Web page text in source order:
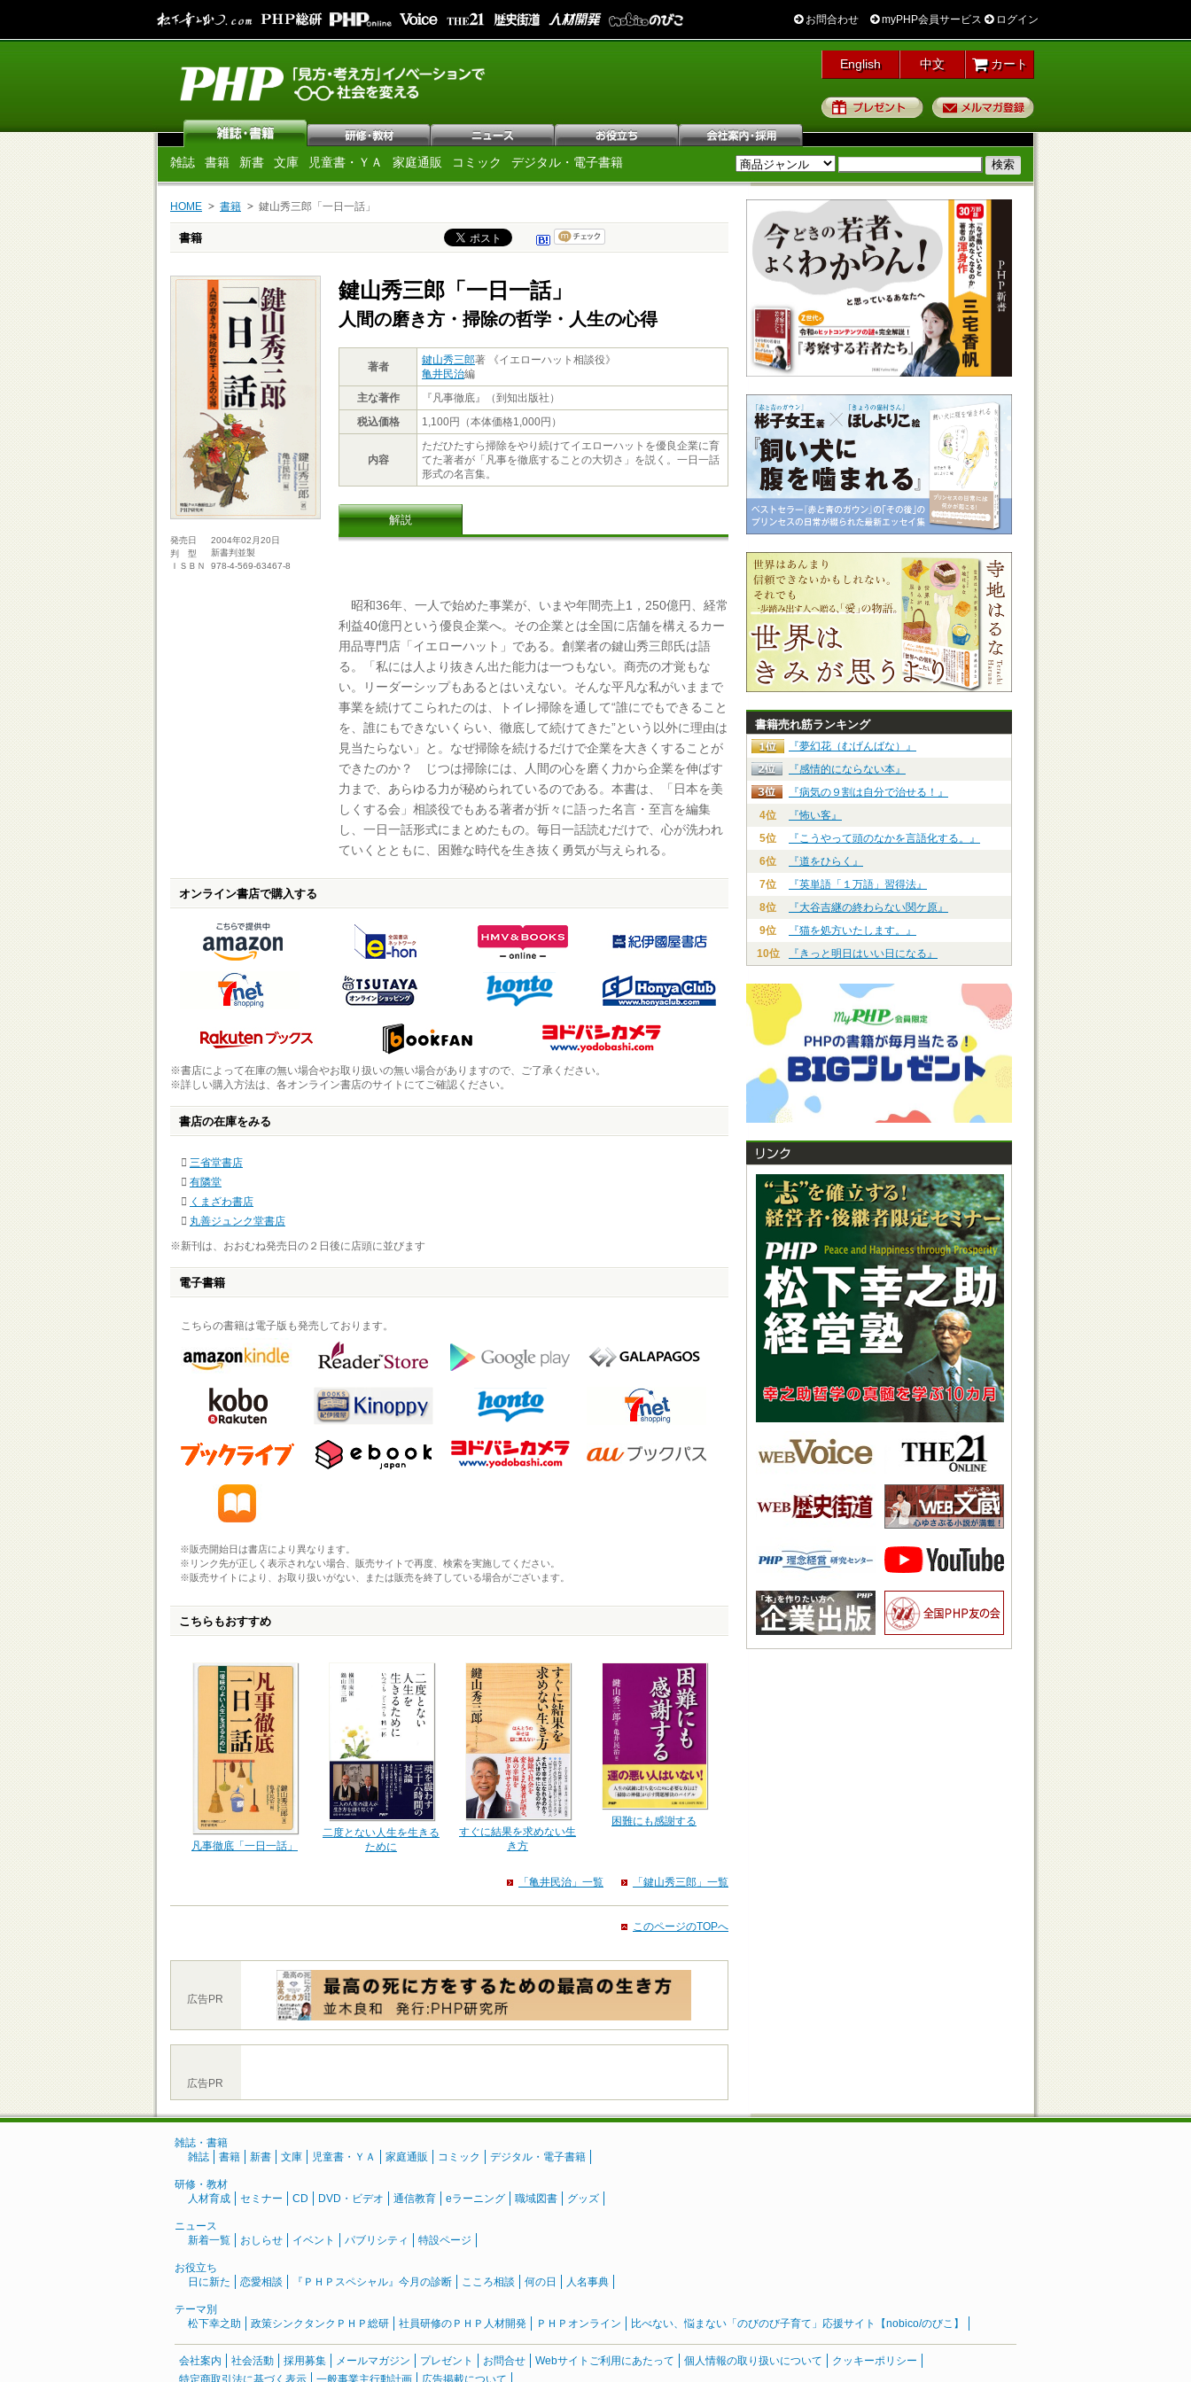
お問合わせ myPHP会員サービス ログイン
English 中文 カート
プレゼント
雑誌 書籍 新書 文庫 児童書・ＹＡ 家庭通販 コミック デジタル・電子書籍
HOME 書籍 鍵山秀三郎「一日一話」
書籍
発売日
2004年02月20日
判 型
新書判並製
ＩＳＢＮ
978-4-569-63467-8
鍵山秀三郎「一日一話」
人間の磨き方・掃除の哲学・人生の心得
著者
鍵山秀三郎著 《イエローハット相談役》
亀井民治編
主な著作
『凡事徹底』（到知出版社）
税込価格
1,100円（本体価格1,000円）
内容
ただひたすら掃除をやり続けてイエローハットを優良企業に育
てた著者が「凡事を徹底することの大切さ」を説く。一日一話
形式の名言集。
解説
昭和36年、一人で始めた事業が、いまや年間売上1，250億円、経常
利益40億円という優良企業へ。その企業とは全国に店舗を構えるカー
用品専門店「イエローハット」である。創業者の鍵山秀三郎氏は語
る。「私には人より抜きん出た能力は一つもない。商売の才覚もな
い。リーダーシップもあるとはいえない。そんな平凡な私がいままで
事業を続けてこられたのは、トイレ掃除を通して“誰にでもできること
を、誰にもできないくらい、徹底して続けてきた”という以外に理由は
見当たらない」と。なぜ掃除を続けるだけで企業を大きくすることが
できたのか？ じつは掃除には、人間の心を磨く力から企業を伸ばす
力まで、あらゆる力が秘められているのである。本書は、「日本を美
しくする会」相談役でもある著者が折々に語った名言・至言を編集
し、一日一話形式にまとめたもの。毎日一話読むだけで、心が洗われ
ていくとともに、困難な時代を生き抜く勇気が与えられる。
オンライン書店で購入する
※書店によって在庫の無い場合やお取り扱いの無い場合がありますので、ご了承ください。
※詳しい購入方法は、各オンライン書店のサイトにてご確認ください。
書店の在庫をみる
三省堂書店
有隣堂
くまざわ書店
丸善ジュンク堂書店
※新刊は、おおむね発売日の２日後に店頭に並びます
電子書籍
こちらの書籍は電子版も発売しております。
※販売開始日は書店により異なります。
※リンク先が正しく表示されない場合、販売サイトで再度、検索を実施してください。
※販売サイトにより、お取り扱いがない、または販売を終了している場合がございます。
こちらもおすすめ
凡事徹底「一日一話」
二度とない人生を生きる
ために
すぐに結果を求めない生
き方
困難にも感謝する
「鍵山秀三郎」一覧
「亀井民治」一覧
このページのTOPへ
広告PR
広告PR
書籍売れ筋ランキング
『夢幻花（むげんばな）』
『感情的にならない本』
『病気の９割は自分で治せる！』
4位
『怖い客』
5位
『こうやって頭のなかを言語化する。』
6位
『道をひらく』
7位
『英単語「１万語」習得法』
8位
『大谷吉継の終わらない関ケ原』
9位
『猫を処方いたします。』
10位
『きっと明日はいい日になる』
雑誌・書籍
雑誌
書籍 新書 文庫 児童書・ＹＡ 家庭通販 コミック デジタル・電子書籍
研修・教材
人材育成
セミナー CD DVD・ビデオ 通信教育 eラーニング 職域図書 グッズ
ニュース
新着一覧
おしらせ イベント パブリシティ 特設ページ
お役立ち
日に新た
恋愛相談 『ＰＨＰスペシャル』今月の診断 こころ相談 何の日 人名事典
テーマ別
松下幸之助
政策シンクタンクＰＨＰ総研 社員研修のＰＨＰ人材開発 ＰＨＰオンライン 比べない、悩まない「のびのび子育て」応援サイト【nobico/のびこ】
会社案内 社会活動 採用募集 メールマガジン プレゼント お問合せ Webサイトご利用にあたって 個人情報の取り扱いについて
クッキーポリシー
特定商取引法に基づく表示
一般事業主行動計画 広告掲載について